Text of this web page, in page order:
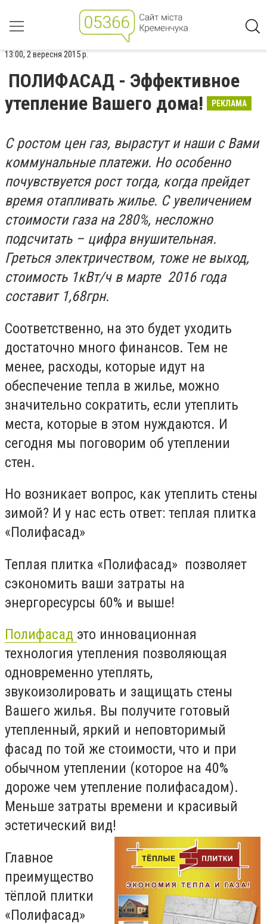
13:00, 2 вересня 2015 р.
ПОЛИФАСАД - Эффективное
утепление Вашего дома!
РЕКЛАМА
С ростом цен газ, вырастут и наши с Вами
коммунальные платежи. Но особенно
почувствуется рост тогда, когда прейдет
время отапливать жилье. С увеличением
стоимости газа на 280%, несложно
подсчитать – цифра внушительная.
Греться электричеством, тоже не выход,
стоимость 1кВт/ч в марте 2016 года
составит 1,68грн.
Соответственно, на это будет уходить
достаточно много финансов. Тем не
менее, расходы, которые идут на
обеспечение тепла в жилье, можно
значительно сократить, если утеплить
места, которые в этом нуждаются. И
сегодня мы поговорим об утеплении
стен.
Но возникает вопрос, как утеплить стены
зимой? И у нас есть ответ: теплая плитка
«Полифасад»
Теплая плитка «Полифасад» позволяет
сэкономить ваши затраты на
энергоресурсы 60% и выше!
Полифасад это инновационная
технология утепления позволяющая
одновременно утеплять,
звукоизолировать и защищать стены
Вашего жилья. Вы получите готовый
утепленный, яркий и неповторимый
фасад по той же стоимости, что и при
обычном утеплении (которое на 40%
дороже чем утепление полифасадом).
Меньше затраты времени и красивый
эстетический вид!
Главное
преимущество
тёплой плитки
«Полифасад»